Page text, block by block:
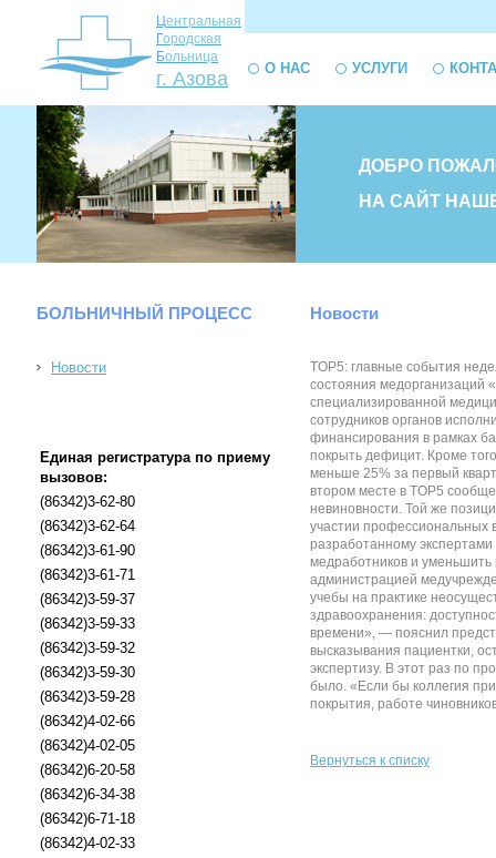
Центральная
Городская
Больница
г. Азова О НАС УСЛУГИ
ДОБРО
НА САЙТ
БОЛЬНИЧНЫЙ ПРОЦЕСС
Новости
Единая регистратура по приему
вызовов:
(86342)3-62-80
(86342)3-62-64
(86342)3-61-90
(86342)3-61-71
(86342)3-59-37
(86342)3-59-33
(86342)3-59-32
(86342)3-59-30
(86342)3-59-28
(86342)4-02-66
(86342)4-02-05
(86342)6-20-58
(86342)6-34-38
(86342)6-71-18
(86342)4-02-33
Новости
TOP5: главные события
состояния медорганизаций
специализированной
сотрудников органов
финансирования в рамках
покрыть дефицит. Кроме
меньше 25% за первый
втором месте в TOP5
невиновности. Той же
участии профессиональных
разработанному
медработников и уменьшить
администрацией
учебы на практике
здравоохранения:
времени», — пояснил
высказывания пациентки,
экспертизу. В этот раз по
было. «Если бы коллегия
покрытия, работе
Вернуться к списку